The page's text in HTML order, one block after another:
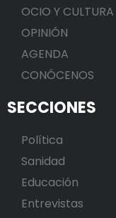
OCIO Y CULTURA
OPINIÓN
AGENDA
CONÓCENOS
SECCIONES
Política
Sanidad
Educación
Entrevistas